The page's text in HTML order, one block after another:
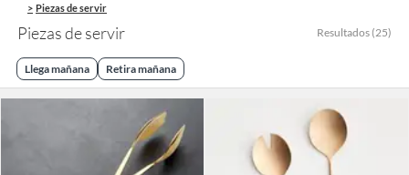
Piezas de servir
Piezas de servir Resultados (25)
Llega mañana Retira mañana